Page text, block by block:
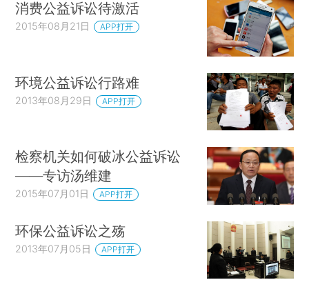
消费公益诉讼待激活
2015年08月21日 APP打开
环境公益诉讼行路难
2013年08月29日 APP打开
检察机关如何破冰公益诉讼
——专访汤维建
2015年07月01日 APP打开
环保公益诉讼之殇
2013年07月05日 APP打开